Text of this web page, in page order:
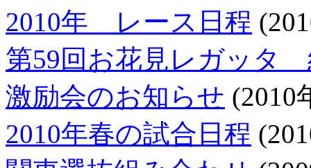
2010年 レース日程
第59回お花見レガッタ
激励会のお知らせ (2010
2010年春の試合日程